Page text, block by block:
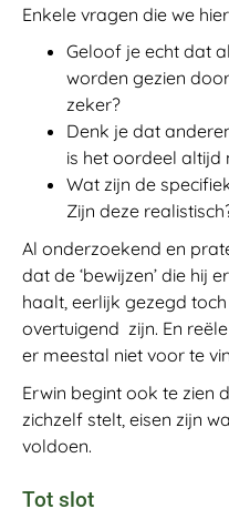
Enkele vragen die we
Geloof je echt dat
worden gezien
zeker?
Denk je dat
is het oordeel altijd
Wat zijn de
Zijn deze
Al onderzoekend en
dat de ‘bewijzen’ die hij
haalt, eerlijk gezegd
overtuigend zijn. En
er meestal niet voor te
Erwin begint ook te zien
zichzelf stelt, eisen zijn
voldoen.
Tot slot